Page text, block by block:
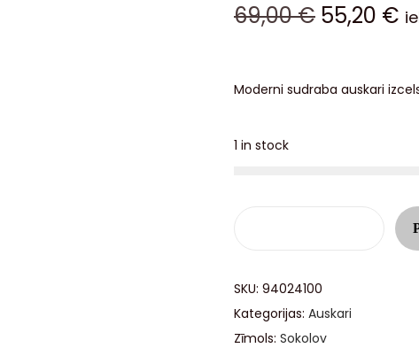
69,00€ 55,20 €
Moderni sudraba auskari
1 in stock
SKU: 94024100
Kategorijas: Auskari
Zīmols: Sokolov